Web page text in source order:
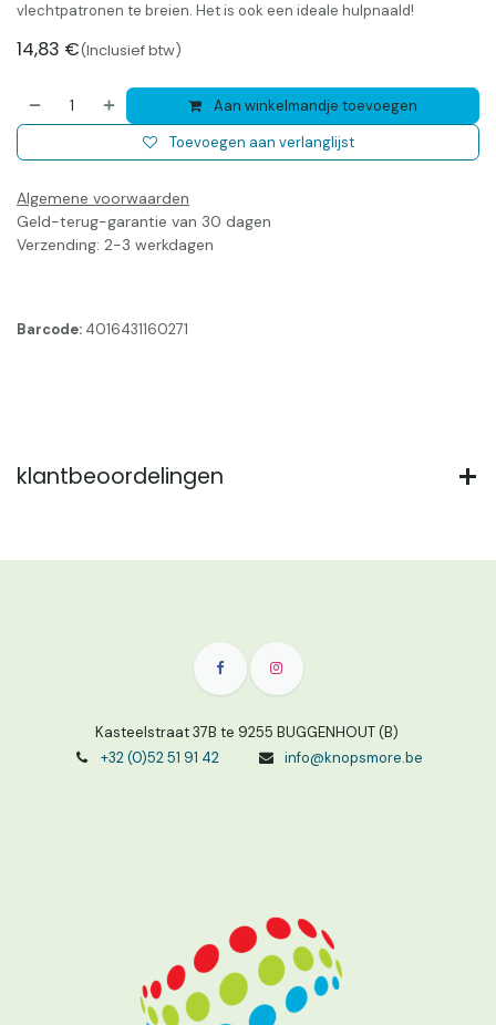
vlechtpatronen te breien. Het is ook een ideale hulpnaald!
14,83 €(Inclusief btw)
Aan winkelmandje toevoegen
Toevoegen aan verlanglijst
Algemene voorwaarden
Geld-terug-garantie van 30 dagen
Verzending: 2-3 werkdagen
Barcode: 4016431160271
klantbeoordelingen
Kasteelstraat 37B te 9255 BUGGENHOUT (B)
+32 (0)52 51 91 42
info@knopsmore.be